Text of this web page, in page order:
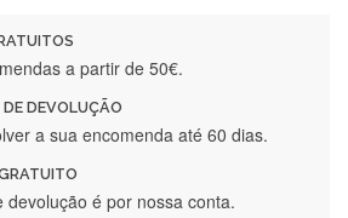
a partir de 50€.
DEVOLUÇÃO
a sua encomenda até 60 dias.
devolução é por nossa conta.